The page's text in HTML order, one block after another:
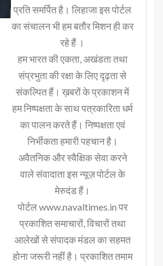
प्रति समर्पित है। लिहाजा इस पोर्टल
का संचालन भी हम बतौर मिशन ही कर
रहे हैं ।
हम भारत की एकता, अखंडता तथा
संप्रभुता की रक्षा के लिए दृढ़ता से
संकल्पित हैं। ख़बरों के प्रकाशन में
हम निष्पक्षता के साथ पत्रकारिता धर्म
का पालन करते हैं। निष्पक्षता एवं
निर्भीकता हमारी पहचान है।
अवैतनिक और स्वैक्षिक सेवा करने
वाले संवादाता इस न्यूज़ पोर्टल के
मेरुदंड हैं।
पोर्टल www.navaltimes.in पर
प्रकाशित समाचारों, विचारों तथा
आलेखों से संपादक मंडल का सहमत
होना जरूरी नहीं है। प्रकाशित तमाम